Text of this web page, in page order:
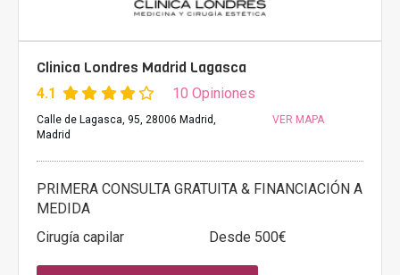
Clinica Londres Madrid Lagasca
4.1 10 Opiniones
Calle de Lagasca, 95, 28006 Madrid,
Madrid
VER MAPA
PRIMERA CONSULTA GRATUITA & FINANCIACIÓN A
MEDIDA
Cirugía capilar
Desde 500€